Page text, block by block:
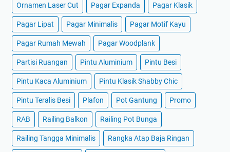
Ornamen Laser Cut Pagar Expanda Pagar Klasik
Pagar Lipat Pagar Minimalis Pagar Motif Kayu
Pagar Rumah Mewah Pagar Woodplank
Partisi Ruangan Pintu Aluminium Pintu Besi
Pintu Kaca Aluminium Pintu Klasik Shabby Chic
Pintu Teralis Besi Plafon Pot Gantung Promo
RAB Railing Balkon Railing Pot Bunga
Railing Tangga Minimalis Rangka Atap Baja Ringan